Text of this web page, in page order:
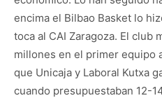
encima el Bilbao Basket lo
toca al CAI Zaragoza. El club
millones en el primer equipo
que Unicaja y Laboral Kutxa
cuando presupuestaban 12-